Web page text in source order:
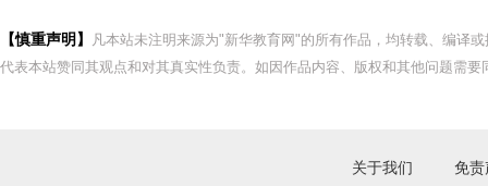
【慎重声明】
凡本站未注明来源为"新华教育网"的所有作品，均转载、编译
代表本站赞同其观点和对其真实性负责。如因作品内容、版权和其他问题需
关于我们 免责